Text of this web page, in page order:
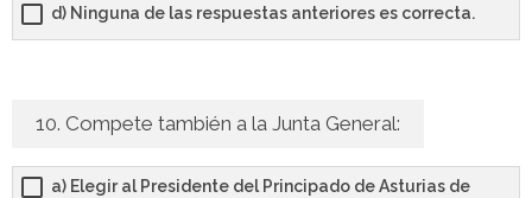
d) Ninguna de las respuestas anteriores es correcta.
10. Compete también a la Junta General:
a) Elegir al Presidente del Principado de Asturias de